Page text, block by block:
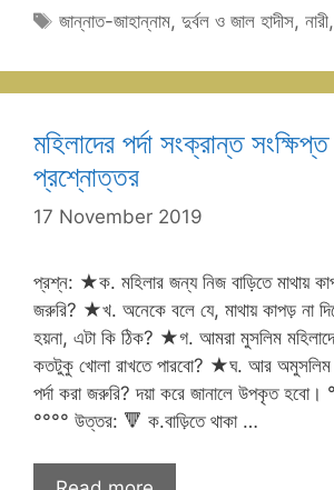
Tags
জান্নাত-জাহান্নাম,দুর্বল ও জাল হাদীস,নারী
মহিলাদের পর্দা সংক্রান্ত
প্রশ্নোত্তর
17 November 2019
প্রশ্ন: ★ক. মহিলার জন্য নিজ বাড়িতে মাথায়
জরুরি? ★খ. অনেকে বলে যে, মাথায় কাপড় না
হয়না, এটা কি ঠিক? ★গ. আমরা মুসলিম
কতটুকু খোলা রাখতে পারবো? ★ঘ. আর অমুসলিম
পর্দা করা জরুরি? দয়া করে জানালে উপকৃত
°°°° উত্তর: 🔻 ক.বাড়িতে থাকা …